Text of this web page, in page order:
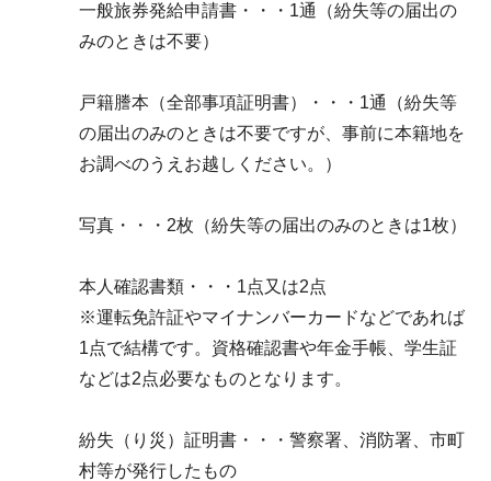
一般旅券発給申請書・・・1通（紛失等の届出の
みのときは不要）
戸籍謄本（全部事項証明書）・・・1通（紛失等
の届出のみのときは不要ですが、事前に本籍地を
お調べのうえお越しください。）
写真・・・2枚（紛失等の届出のみのときは1枚）
本人確認書類・・・1点又は2点
※運転免許証やマイナンバーカードなどであれば
1点で結構です。資格確認書や年金手帳、学生証
などは2点必要なものとなります。
紛失（り災）証明書・・・警察署、消防署、市町
村等が発行したもの